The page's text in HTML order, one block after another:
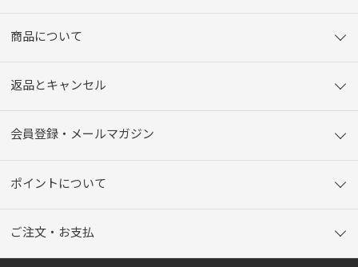
商品について
返品とキャンセル
会員登録・メールマガジン
ポイントについて
ご注文・お支払